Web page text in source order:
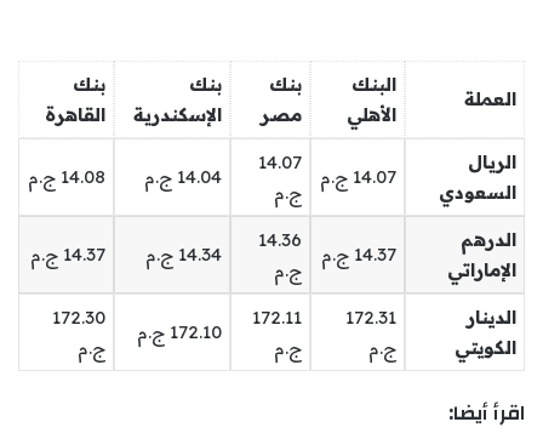
العملة
البنك
الأهلي
بنك
مصر
بنك
الإسكندرية
بنك
القاهرة
الريال
السعودي
14.07 ج.م
14.07
ج.م
14.04 ج.م 14.08 ج.م
الدرهم
الإماراتي
14.37 ج.م
14.36
ج.م
14.34 ج.م 14.37 ج.م
الدينار
الكويتي
172.31
ج.م
172.11
ج.م
172.10 ج.م
172.30
ج.م
اقرأ أيضا: